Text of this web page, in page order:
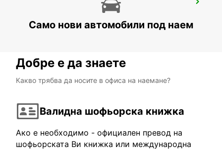
LJUBLJANA - SLOVENIA
Само нови автомобили под наем
Добре е да знаете
Какво трябва да носите в офиса на наемане?
Валидна шофьорска книжка
Ако е необходимо - официален превод на
шофьорската Ви книжка или международна